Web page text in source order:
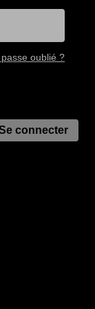
oublié ?